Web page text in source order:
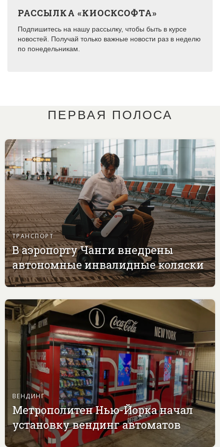
РАССЫЛКА «КИОСКСОФТА»
Подпишитесь на нашу рассылку, чтобы быть в курсе
новостей. Получай только важные новости раз в неделю
по понедельникам.
ПЕРВАЯ ПОЛОСА
ТРАНСПОРТ
В аэропорту Чанги внедрены
автономные инвалидные коляски
ВЕНДИНГ
Метрополитен Нью-Йорка начал
установку вендинг автоматов